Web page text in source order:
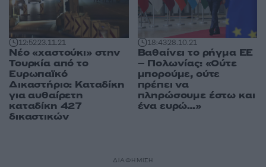
12:5223.11.21
Νέο «χαστούκι» στην
Τουρκία από το
Ευρωπαϊκό
Δικαστήριο: Καταδίκη
για αυθαίρετη
καταδίκη 427
δικαστικών
18:4328.10.21
Βαθαίνει το ρήγμα ΕΕ
– Πολωνίας: «Ούτε
μπορούμε, ούτε
πρέπει να
πληρώσουμε έστω και
ένα ευρώ…»
ΔΙΑΦΗΜΙΣΗ